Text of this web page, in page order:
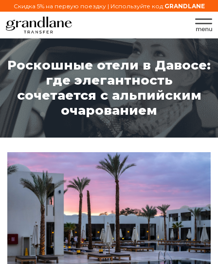
Скидка 5% на первую поездку | Используйте код:GRANDLANE
Роскошные отели в Давосе:
где элегантность
сочетается с альпийским
очарованием